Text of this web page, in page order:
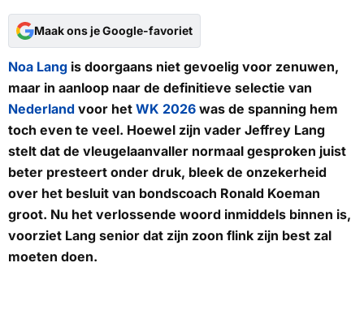
Maak ons je Google-favoriet
Noa Lang is doorgaans niet gevoelig voor zenuwen,
maar in aanloop naar de definitieve selectie van
Nederland voor het WK 2026 was de spanning hem
toch even te veel. Hoewel zijn vader Jeffrey Lang
stelt dat de vleugelaanvaller normaal gesproken juist
beter presteert onder druk, bleek de onzekerheid
over het besluit van bondscoach Ronald Koeman
groot. Nu het verlossende woord inmiddels binnen is,
voorziet Lang senior dat zijn zoon flink zijn best zal
moeten doen.